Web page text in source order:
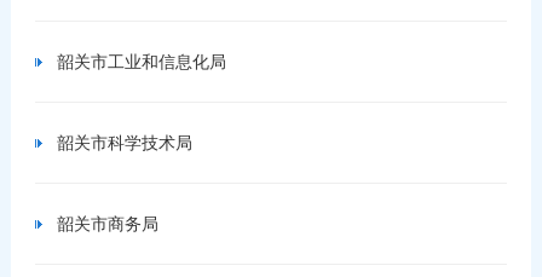
韶关市工业和信息化局
韶关市科学技术局
韶关市商务局